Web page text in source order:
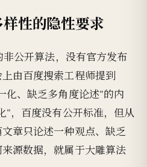
性的隐性要求
公开算法，没有官方发布
由百度搜索工程师提到
化、缺乏多角度论述"的内
"，百度没有公开标准，但从
章只论述一种观点、缺乏
源数据，就属于大雕算法